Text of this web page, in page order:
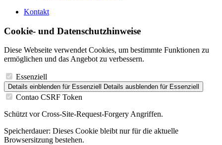
Kontakt
Cookie- und Datenschutzhinweise
Diese Webseite verwendet Cookies, um bestimmte Funktionen zu
ermöglichen und das Angebot zu verbessern.
Essenziell
Details einblenden für Essenziell Details ausblenden für Essenziell
Contao CSRF Token
Schützt vor Cross-Site-Request-Forgery Angriffen.
Speicherdauer: Dieses Cookie bleibt nur für die aktuelle
Browsersitzung bestehen.